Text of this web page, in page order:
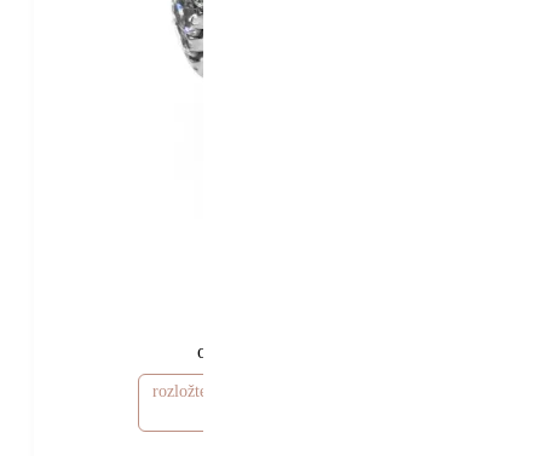
od
rozložte si cenu od 607 Kč / měsíc